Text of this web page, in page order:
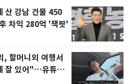
산 강남 건물 450
차익 280억 '잭팟'
할머니외 여행서
잘 있어"…유튜브